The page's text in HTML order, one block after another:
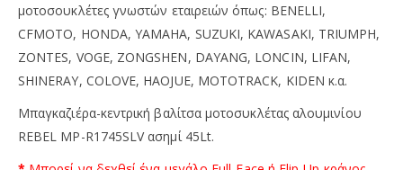
μοτοσουκλέτες γνωστών εταιρειών όπως: BENELLI,
CFMOTO, HONDA, YAMAHA, SUZUKI, KAWASAKI, TRIUMPH,
ZONTES, VOGE, ZONGSHEN, DAYANG, LONCIN, LIFAN,
SHINERAY, COLOVE, HAOJUE, MOTOTRACK, KIDEN κ.α.
Mπαγκαζιέρα-κεντρική βαλίτσα μοτοσυκλέτας αλουμινίου
REBEL MP-R1745SLV ασημί 45Lt.